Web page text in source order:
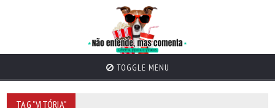
TOGGLE MENU
TAG "VITÓRIA"